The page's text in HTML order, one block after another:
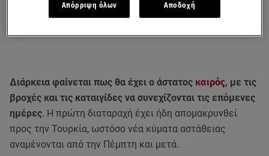
Διάρκεια φαίνεται πως θα έχει ο άστατος καιρός, με τις
βροχές και τις καταιγίδες να συνεχίζονται τις επόμενες
ημέρες. Η πρώτη διαταραχή έχει ήδη απομακρυνθεί
προς την Τουρκία, ωστόσο νέα κύματα αστάθειας
αναμένονται από την Πέμπτη και μετά.
Απόρριψη όλων Αποδοχή